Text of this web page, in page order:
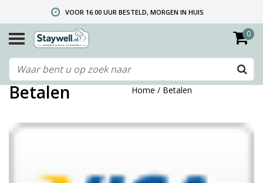
VOOR 16.00 UUR BESTELD, MORGEN IN HUIS
GRATIS VERZENDING VANAF € 40,- (ALLEEN NEDERLAND)
TELEFONISCHE HELPDESK 010 492 02 35 (LET OP: WIJ ZIJN NIET DE FABRIKANT! ZIE KLANTENSERVICE-INFO)
0
Betalen Home / Betalen